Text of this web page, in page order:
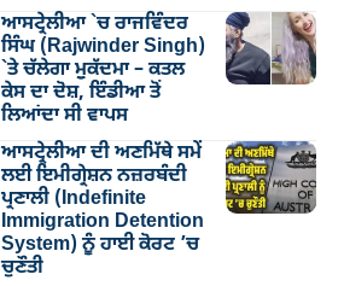
ਆਸਟ੍ਰੇਲੀਆ `ਚ ਰਾਜਵਿੰਦਰ
ਸਿੰਘ (Rajwinder Singh)
`ਤੇ ਚੱਲੇਗਾ ਮੁੁਕੱਦਮਾ – ਕਤਲ
ਕੇਸ ਦਾ ਦੋਸ਼, ਇੰਡੀਆ ਤੋਂ
ਲਿਆਂਦਾ ਸੀ ਵਾਪਸ
ਆਸਟ੍ਰੇਲੀਆ ਦੀ ਅਣਮਿੱਥੇ ਸਮੇਂ
ਲਈ ਇਮੀਗ੍ਰੇਸ਼ਨ ਨਜ਼ਰਬੰਦੀ
ਪ੍ਰਣਾਲੀ (Indefinite
Immigration Detention
System) ਨੂੰ ਹਾਈ ਕੋਰਟ ’ਚ
ਚੁਣੌਤੀ